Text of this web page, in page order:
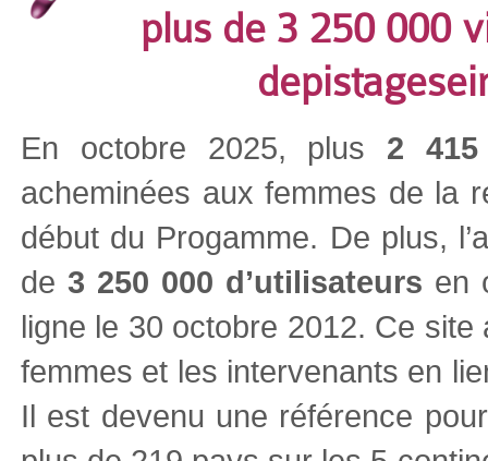
plus de 3 250 000
En octobre 2025, plus 2
acheminées aux femmes de la
début du Progamme. De plus,
de3 250 000 d’utilisateurs en
ligne le 30 octobre 2012. Ce
femmes et les intervenants en
Il est devenu une référence